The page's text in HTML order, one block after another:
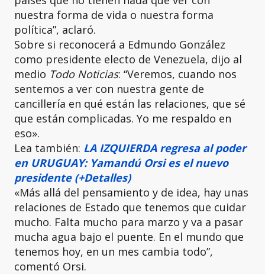
nuestra forma de vida o nuestra forma
política”, aclaró.
Sobre si reconocerá a Edmundo González
como presidente electo de Venezuela, dijo al
medio Todo Noticias: “Veremos, cuando nos
sentemos a ver con nuestra gente de
cancillería en qué están las relaciones, que sé
que están complicadas. Yo me respaldo en
eso».
Lea también: LA IZQUIERDA regresa al poder
en URUGUAY: Yamandú Orsi es el nuevo
presidente (+Detalles)
«Más allá del pensamiento y de idea, hay unas
relaciones de Estado que tenemos que cuidar
mucho. Falta mucho para marzo y va a pasar
mucha agua bajo el puente. En el mundo que
tenemos hoy, en un mes cambia todo”,
comentó Orsi.